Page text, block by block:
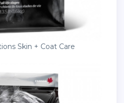
Skin + Coat Care